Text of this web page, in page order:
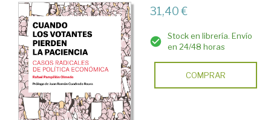
31,40 €
Stock en librería. Envío
en 24/48 horas
COMPRAR